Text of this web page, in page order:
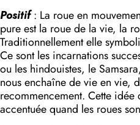
Positif: La roue en
pure est la roue de la vie, la
Traditionnellement elle
Ce sont les incarnations
ou les hindouistes, le
nous enchaîne de vie en vie,
recommencement. Cette
accentuée quand les roues